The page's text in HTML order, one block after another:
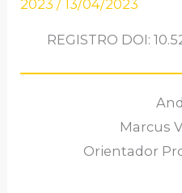
2023 /13/04/2023
REGISTRO DOI:
Marcus
Orientador